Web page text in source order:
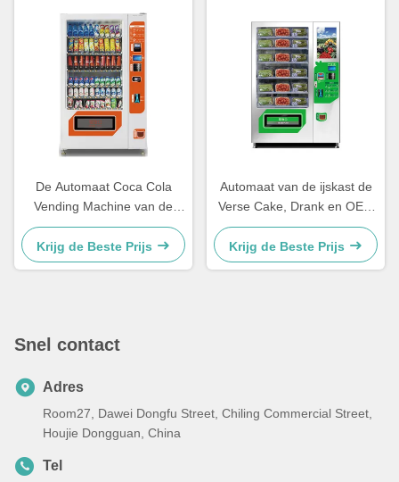
De Automaat Coca Cola
Vending Machine van de
waterfles
Krijg de Beste Prijs
Automaat van de ijskast de
Verse Cake, Drank en OEM
van SnackAutomaten
Krijg de Beste Prijs
Snel contact
Adres
Room27, Dawei Dongfu Street, Chiling Commercial Street,
Houjie Dongguan, China
Tel